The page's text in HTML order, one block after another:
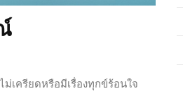
เครียดหรือมีเรื่องทุกข์ร้อนใจ